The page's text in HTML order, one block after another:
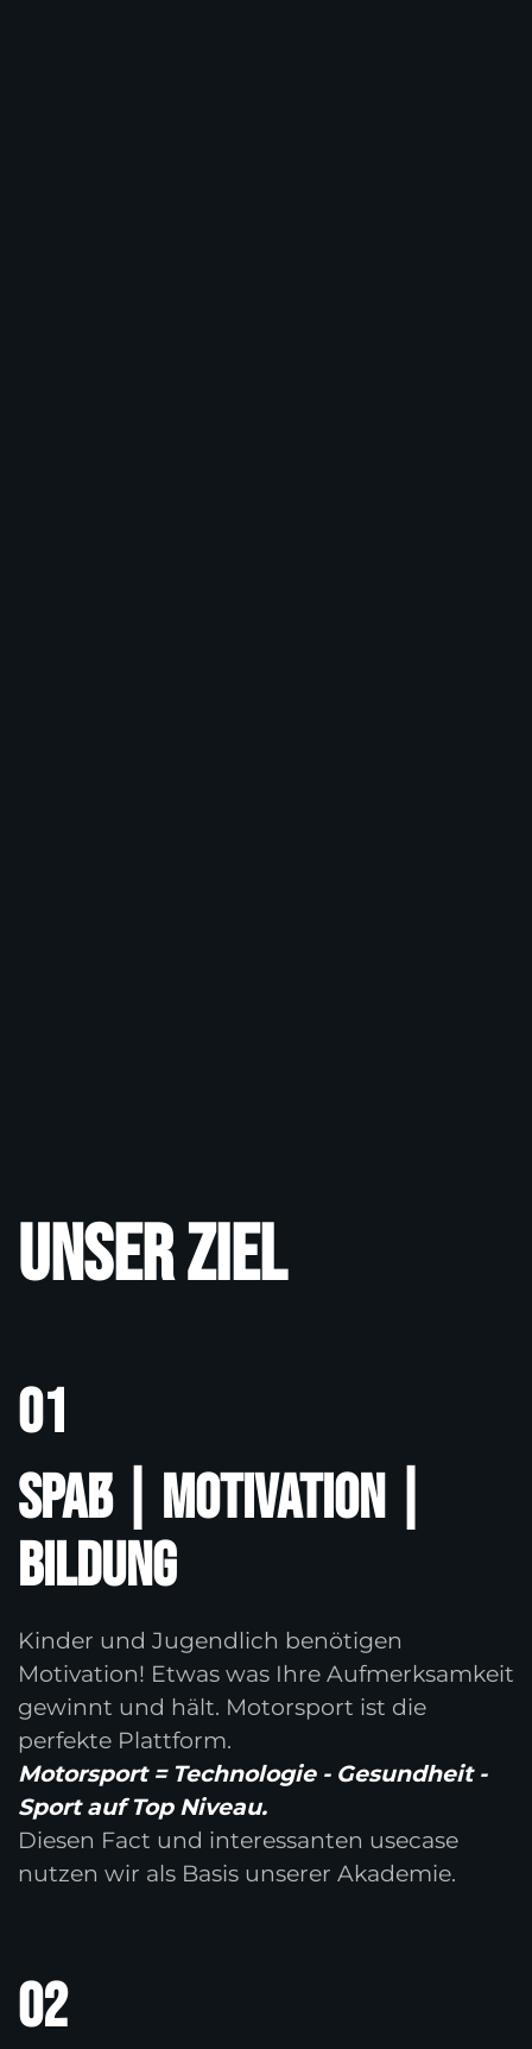
Unser Ziel
01
Spaß | Motivation |
Bildung
Kinder und Jugendlich benötigen
Motivation! Etwas was Ihre Aufmerksamkeit
gewinnt und hält. Motorsport ist die
perfekte Plattform.
Motorsport = Technologie - Gesundheit -
Sport auf Top Niveau.
Diesen Fact und interessanten usecase
nutzen wir als Basis unserer Akademie.
02